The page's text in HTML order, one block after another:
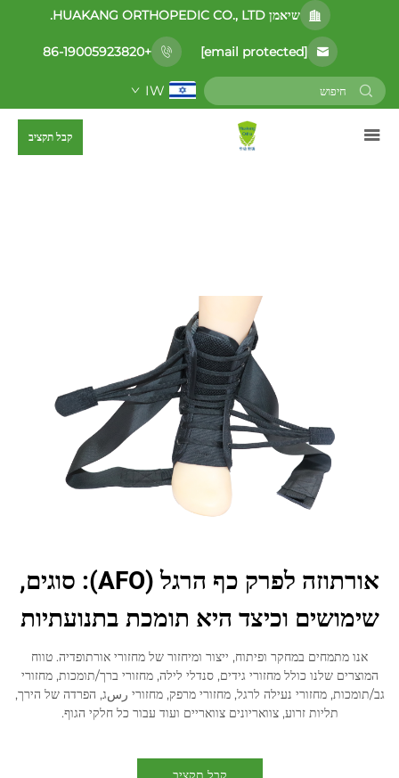
שיאמן HUAKANG ORTHOPEDIC CO., LTD.
[email protected]
+86-19005923820
IW
קבל תקציב
אורתוזה לפרק כף הרגל (AFO): סוגים,
שימושים וכיצד היא תומכת בתנועתיות
אנו מתמחים במחקר ופיתוח, ייצור ומיחזור של מחזורי אורתופדיה. טווח
המוצרים שלנו כולל מחזורי גידים, סנדלי לילה, מחזורי ברך/תומכות, מחזורי
גב/תומכות, מחזורי נעילה לרגל, מחזורי מרפק, מחזורי رسג, הפרדה של הירך,
תליות זרוע, צוואריונים צוואריים ועוד עבור כל חלקי הגוף.